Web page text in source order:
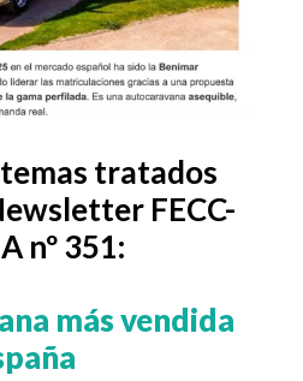
tratados
FECC-
nº 351:
más vendida